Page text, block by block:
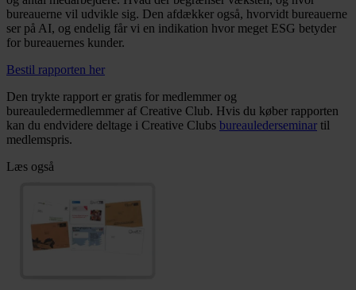
bureauerne vil udvikle sig. Den afdækker også, hvorvidt bureauerne
ser på AI, og endelig får vi en indikation hvor meget ESG betyder
for bureauernes kunder.
Bestil rapporten her
Den trykte rapport er gratis for medlemmer og
bureauledermedlemmer af Creative Club. Hvis du køber rapporten
kan du endvidere deltage i Creative Clubs bureaulederseminar til
medlemspris.
Læs også